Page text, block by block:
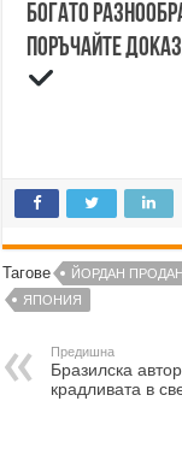
Богато
Поръчайте
Тагове ЙОРДАН
ЯПОНИЯ
Предишна
Бразилска
крадливата в